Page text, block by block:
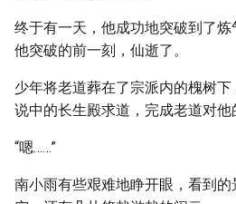
终于有一天，他成功地突破到了
他突破的前一刻，仙逝了。
少年将老道葬在了宗派内的槐树
说中的长生殿求道，完成老道对
“嗯……”
南小雨有些艰难地睁开眼，看到